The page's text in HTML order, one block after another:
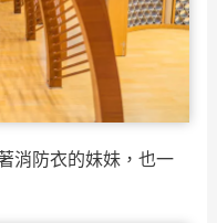
消防衣的妹妹，也一